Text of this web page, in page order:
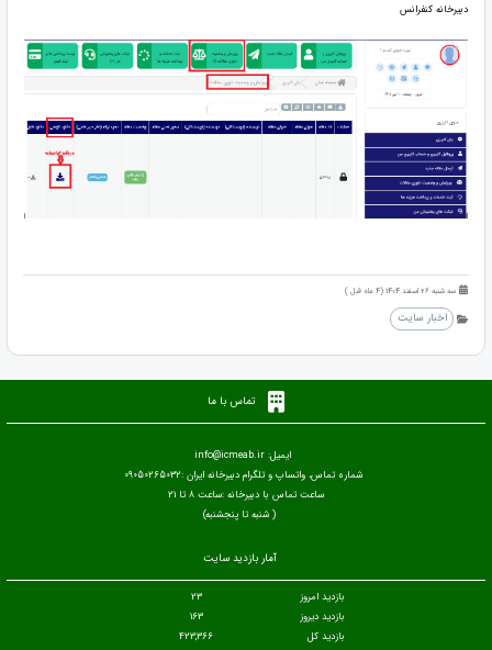
دبیرخانه کنفرانس
سه شنبه 26 اسفند 1404 (4 ماه قبل )
اخبار سایت
تماس با ما
ایمیل: info@icmeab.ir
شماره تماس، واتساپ و تلگرام دبیرخانه ایران :09050265032
ساعت تماس با دبیرخانه :ساعت 8 تا 21
( شنبه تا پنجشنبه)
آمار بازدید سایت
بازدید امروز
23
بازدید دیروز
163
بازدید کل
423,366